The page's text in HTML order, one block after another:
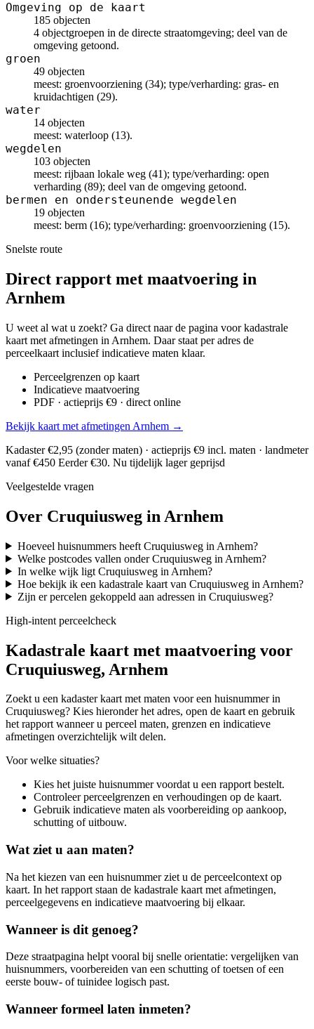
Omgeving op de kaart
185 objecten
4 objectgroepen in de directe straatomgeving; deel van de
omgeving getoond.
groen
49 objecten
meest: groenvoorziening (34); type/verharding: gras- en
kruidachtigen (29).
water
14 objecten
meest: waterloop (13).
wegdelen
103 objecten
meest: rijbaan lokale weg (41); type/verharding: open
verharding (89); deel van de omgeving getoond.
bermen en ondersteunende wegdelen
19 objecten
meest: berm (16); type/verharding: groenvoorziening (15).
Snelste route
Direct rapport met maatvoering in
Arnhem
U weet al wat u zoekt? Ga direct naar de pagina voor kadastrale
kaart met afmetingen in Arnhem. Daar staat per adres de
perceelkaart inclusief indicatieve maten klaar.
Perceelgrenzen op kaart
Indicatieve maatvoering
PDF · actieprijs €9 · direct online
Bekijk kaart met afmetingen Arnhem →
Kadaster €2,95 (zonder maten) · actieprijs €9 incl. maten · landmeter
vanaf €450 Eerder €30. Nu tijdelijk lager geprijsd
Veelgestelde vragen
Over Cruquiusweg in Arnhem
Hoeveel huisnummers heeft Cruquiusweg in Arnhem?
Welke postcodes vallen onder Cruquiusweg in Arnhem?
In welke wijk ligt Cruquiusweg in Arnhem?
Hoe bekijk ik een kadastrale kaart van Cruquiusweg in Arnhem?
Zijn er percelen gekoppeld aan adressen in Cruquiusweg?
High-intent perceelcheck
Kadastrale kaart met maatvoering voor
Cruquiusweg, Arnhem
Zoekt u een kadaster kaart met maten voor een huisnummer in
Cruquiusweg? Kies hieronder het adres, open de kaart en gebruik
het rapport wanneer u perceel maten, grenzen en indicatieve
afmetingen overzichtelijk wilt delen.
Voor welke situaties?
Kies het juiste huisnummer voordat u een rapport bestelt.
Controleer perceelgrenzen en verhoudingen op de kaart.
Gebruik indicatieve maten als voorbereiding op aankoop,
schutting of uitbouw.
Wat ziet u aan maten?
Na het kiezen van een huisnummer ziet u de perceelcontext op
kaart. In het rapport staan de kadastrale kaart met afmetingen,
perceelgegevens en indicatieve maatvoering bij elkaar.
Wanneer is dit genoeg?
Deze straatpagina helpt vooral bij snelle orientatie: vergelijken van
huisnummers, voorbereiden van een schutting of toetsen of een
eerste bouw- of tuinidee logisch past.
Wanneer formeel laten inmeten?